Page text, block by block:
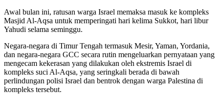
Awal bulan ini, ratusan warga Israel memaksa masuk ke kompleks
Masjid Al-Aqsa untuk memperingati hari kelima Sukkot, hari libur
Yahudi selama seminggu.
Negara-negara di Timur Tengah termasuk Mesir, Yaman, Yordania,
dan negara-negara GCC secara rutin mengeluarkan pernyataan yang
mengecam kekerasan yang dilakukan oleh ekstremis Israel di
kompleks suci Al-Aqsa, yang seringkali berada di bawah
perlindungan polisi Israel dan bentrok dengan warga Palestina di
kompleks tersebut.